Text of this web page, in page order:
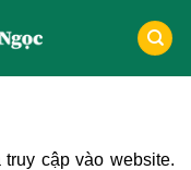
cập vào website.